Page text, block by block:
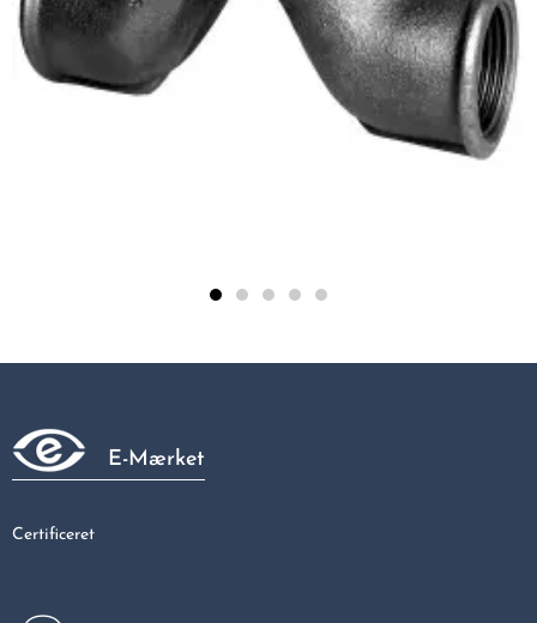
269,06 kr
E-Mærket
Certificeret